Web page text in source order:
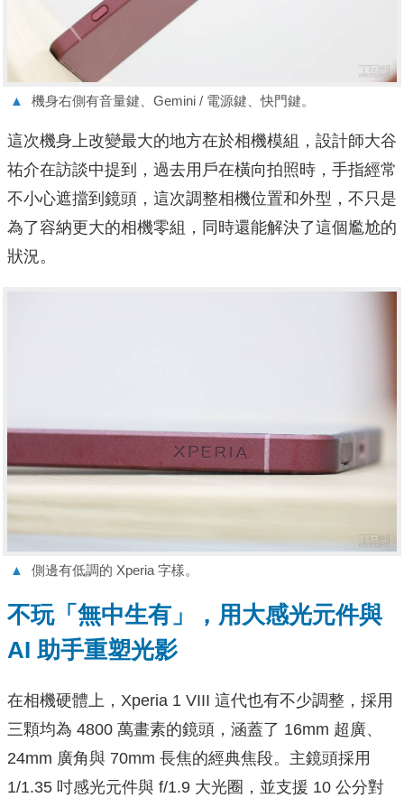
▲ 機身右側有音量鍵、Gemini / 電源鍵、快門鍵。
這次機身上改變最大的地方在於相機模組，設計師大谷
祐介在訪談中提到，過去用戶在橫向拍照時，手指經常
不小心遮擋到鏡頭，這次調整相機位置和外型，不只是
為了容納更大的相機零組，同時還能解決了這個尷尬的
狀況。
▲ 側邊有低調的 Xperia 字樣。
不玩「無中生有」，用大感光元件與
AI 助手重塑光影
在相機硬體上，Xperia 1 VIII 這代也有不少調整，採用
三顆均為 4800 萬畫素的鏡頭，涵蓋了 16mm 超廣、
24mm 廣角與 70mm 長焦的經典焦段。主鏡頭採用
1/1.35 吋感光元件與 f/1.9 大光圈，並支援 10 公分對